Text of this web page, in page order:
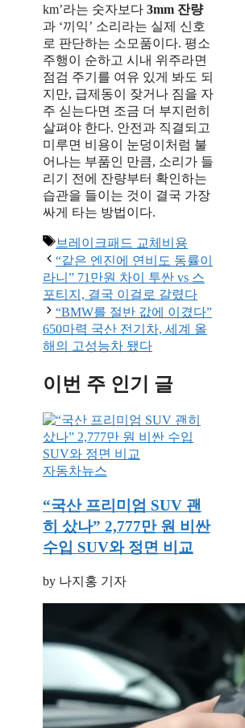
km’라는 숫자보다 3mm 잔량
과 ‘끼익’ 소리라는 실제 신호
로 판단하는 소모품이다. 평소
주행이 순하고 시내 위주라면
점검 주기를 여유 있게 봐도 되
지만, 급제동이 잦거나 짐을 자
주 싣는다면 조금 더 부지런히
살펴야 한다. 안전과 직결되고
미루면 비용이 눈덩이처럼 불
어나는 부품인 만큼, 소리가 들
리기 전에 잔량부터 확인하는
습관을 들이는 것이 결국 가장
싸게 타는 방법이다.
태
그
브레이크패드 교체비용
“같은 엔진에 연비도 동률이
라니” 71만원 차이 투싼 vs 스
포티지, 결국 이걸로 갈렸다
“BMW를 절반 값에 이겼다”
650마력 국산 전기차, 세계 올
해의 고성능차 됐다
이번 주 인기 글
자동차뉴스
“국산 프리미엄 SUV 괜
히 샀나” 2,777만 원 비싼
수입 SUV와 정면 비교
by 나지홍 기자